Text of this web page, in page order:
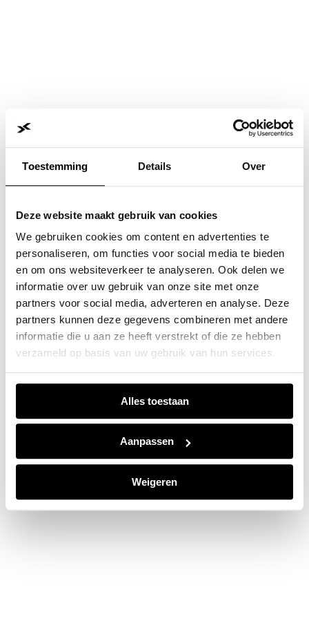
Toestemming Details Over
Deze website maakt gebruik van cookies
We gebruiken cookies om content en advertenties te
personaliseren, om functies voor social media te bieden
en om ons websiteverkeer te analyseren. Ook delen we
informatie over uw gebruik van onze site met onze
partners voor social media, adverteren en analyse. Deze
partners kunnen deze gegevens combineren met andere
informatie die u aan ze heeft verstrekt of die ze hebben
verzameld op basis van uw gebruik van hun services.
Alles toestaan
Aanpassen
Weigeren
Application error: a client-side exception has occurred while
loadingwww.jvk.nl(see the browser consolefor more
information).